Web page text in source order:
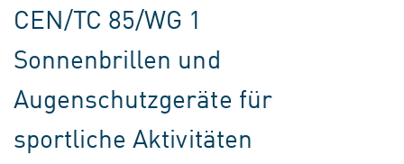
CEN/TC 85/WG 1
Sonnenbrillen und
Augenschutzgeräte für
sportliche Aktivitäten